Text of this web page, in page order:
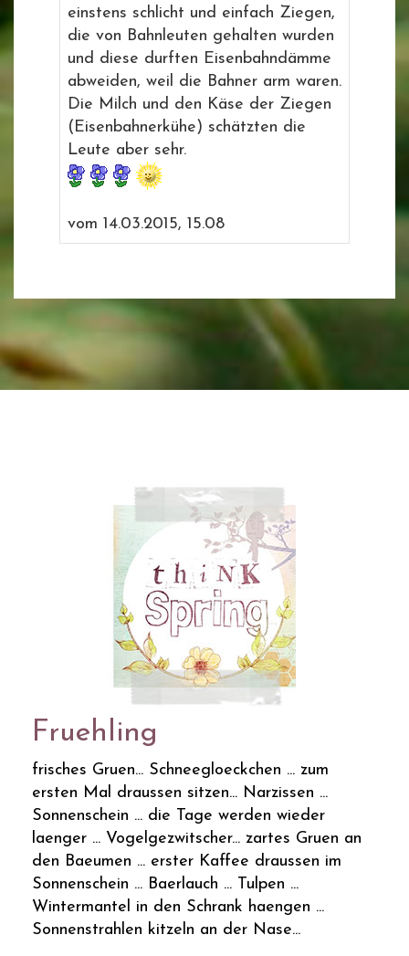
einstens schlicht und einfach Ziegen,
die von Bahnleuten gehalten wurden
und diese durften Eisenbahndämme
abweiden, weil die Bahner arm waren.
Die Milch und den Käse der Ziegen
(Eisenbahnerkühe) schätzten die
Leute aber sehr.
vom 14.03.2015, 15.08
Fruehling
frisches Gruen... Schneegloeckchen ... zum
ersten Mal draussen sitzen... Narzissen ...
Sonnenschein ... die Tage werden wieder
laenger ... Vogelgezwitscher... zartes Gruen an
den Baeumen ... erster Kaffee draussen im
Sonnenschein ... Baerlauch ... Tulpen ...
Wintermantel in den Schrank haengen ...
Sonnenstrahlen kitzeln an der Nase...